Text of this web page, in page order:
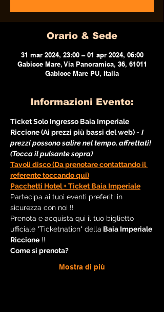
Orario & Sede
31 mar 2024, 23:00 – 01 apr 2024, 06:00
Gabicce Mare, Via Panoramica, 36, 61011
Gabicce Mare PU, Italia
Informazioni Evento:
Ticket Solo Ingresso Baia Imperiale
Riccione (Ai prezzi più bassi del web) - I
prezzi possono salire nel tempo, affrettati!
(Tocca il pulsante sopra)
Tavoli disco (Da prenotare contattando il
referente toccando qui)
Pacchetti Hotel + Ticket Baia Imperiale
Partecipa ai tuoi eventi preferiti in
sicurezza con noi !!
Prenota e acquista qui il tuo biglietto
ufficiale "Ticketnation" della Baia Imperiale
Riccione !!
Come si prenota?
Mostra di più